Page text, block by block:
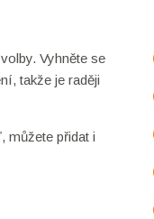
Vyhněte se
takže je raději
můžete přidat i